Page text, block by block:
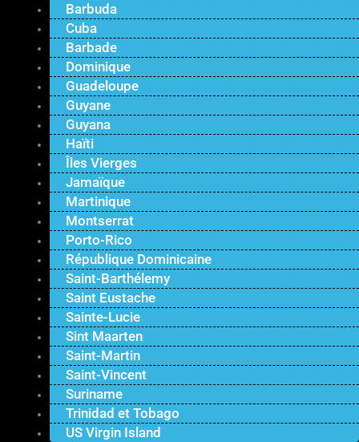
Barbuda
Cuba
Barbade
Dominique
Guadeloupe
Guyane
Guyana
Haïti
Îles Vierges
Jamaïque
Martinique
Montserrat
Porto-Rico
République Dominicaine
Saint-Barthélemy
Saint Eustache
Sainte-Lucie
Sint Maarten
Saint-Martin
Saint-Vincent
Suriname
Trinidad et Tobago
US Virgin Island